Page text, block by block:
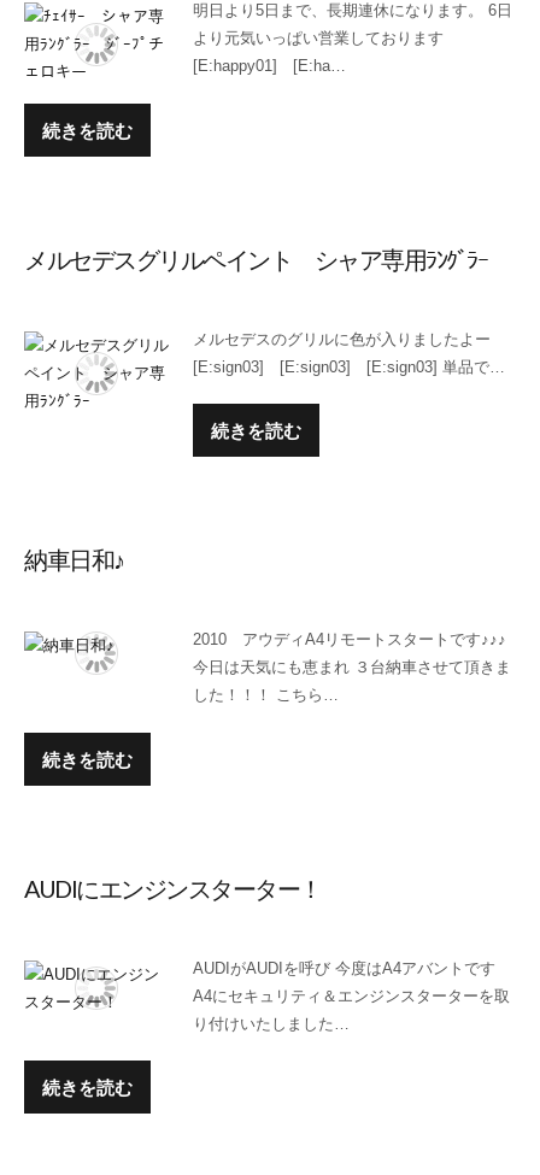
明日より5日まで、長期連休になります。 6日
より元気いっぱい営業しております
[E:happy01] [E:ha…
続きを読む
メルセデスグリルペイント シャア専用ﾗﾝｸﾞﾗｰ
メルセデスのグリルに色が入りましたよー
[E:sign03] [E:sign03] [E:sign03] 単品で…
続きを読む
納車日和♪
2010 アウディA4リモートスタートです♪♪♪
今日は天気にも恵まれ ３台納車させて頂きま
した！！！ こちら…
続きを読む
AUDIにエンジンスターター！
AUDIがAUDIを呼び 今度はA4アバントです
A4にセキュリティ＆エンジンスターターを取
り付けいたしました…
続きを読む